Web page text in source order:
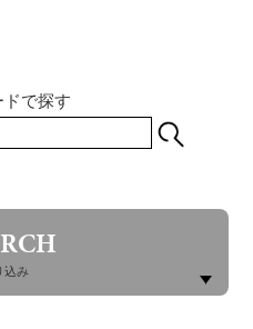
ドで探す
込み